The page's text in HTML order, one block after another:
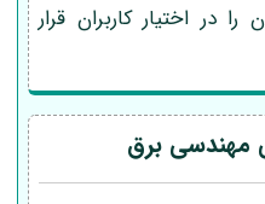
در اختیار کاربران قرار
برق